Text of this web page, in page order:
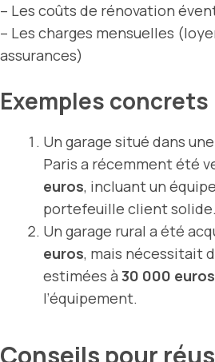
– Les coûts de rénovation
– Les charges mensuelles
assurances)
Exemples concrets
Un garage situé dans
Paris a récemment été
euros, incluant un
portefeuille client solide.
Un garage rural a été
euros, mais nécessitait
estimées à 30 000 euros
l’équipement.
Conseils pour